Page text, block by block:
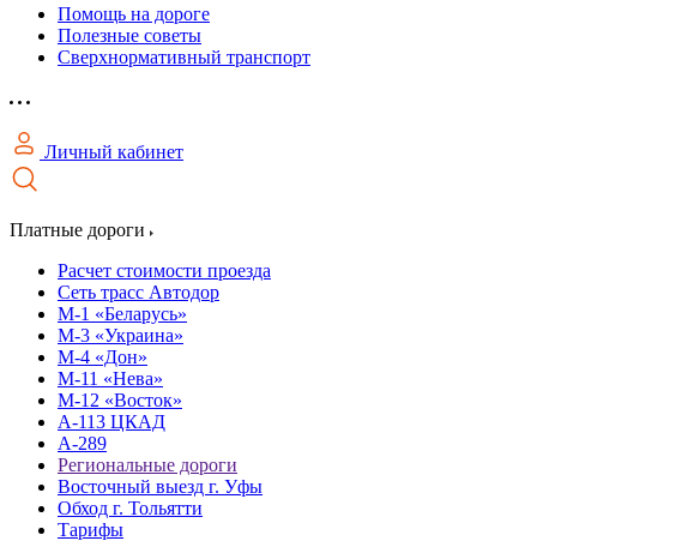
Помощь на дороге
Полезные советы
Сверхнормативный транспорт
Личный кабинет
Платные дороги
Расчет стоимости проезда
Сеть трасс Автодор
М-1 «Беларусь»
М-3 «Украина»
М-4 «Дон»
М-11 «Нева»
М-12 «Восток»
А-113 ЦКАД
А-289
Региональные дороги
Восточный выезд г. Уфы
Обход г. Тольятти
Тарифы